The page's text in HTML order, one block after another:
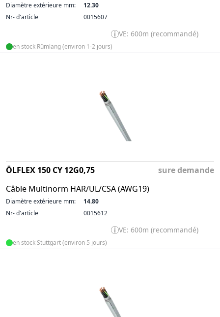
Diamètre extérieure mm:
12.30
Nr- d'article
0015607
VE: 600m (recommandé)
en stock Rümlang (environ 1-2 jours)
ÖLFLEX 150 CY 12G0,75
Câble Multinorm HAR/UL/CSA (AWG19)
sure demande
Diamètre extérieure mm:
14.80
Nr- d'article
0015612
VE: 600m (recommandé)
en stock Stuttgart (environ 5 jours)